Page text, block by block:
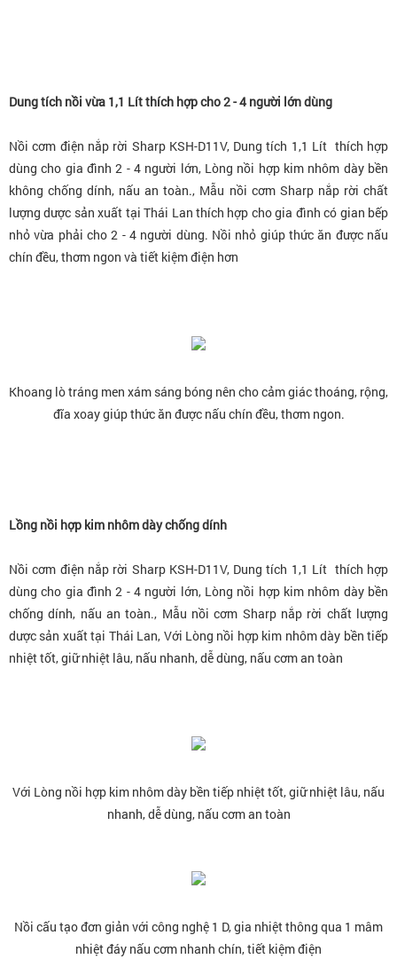
Dung tích nồi vừa 1,1 Lít thích hợp cho 2 - 4 người lớn dùng
Nồi cơm điện nắp rời Sharp KSH-D11V, Dung tích 1,1 Lít thích hợp
dùng cho gia đình 2 - 4 người lớn, Lòng nồi hợp kim nhôm dày bền
không chống dính, nấu an toàn., Mẫu nồi cơm Sharp nắp rời chất
lượng dược sản xuất tại Thái Lan thích hợp cho gia đình có gian bếp
nhỏ vừa phải cho 2 - 4 người dùng. Nồi nhỏ giúp thức ăn được nấu
chín đều, thơm ngon và tiết kiệm điện hơn
Khoang lò tráng men xám sáng bóng nên cho cảm giác thoáng, rộng,
đĩa xoay giúp thức ăn được nấu chín đều, thơm ngon.
Lồng nồi hợp kim nhôm dày chống dính
Nồi cơm điện nắp rời Sharp KSH-D11V, Dung tích 1,1 Lít thích hợp
dùng cho gia đình 2 - 4 người lớn, Lòng nồi hợp kim nhôm dày bền
chống dính, nấu an toàn., Mẫu nồi cơm Sharp nắp rời chất lượng
dược sản xuất tại Thái Lan, Với Lòng nồi hợp kim nhôm dày bền tiếp
nhiệt tốt, giữ nhiệt lâu, nấu nhanh, dễ dùng, nấu cơm an toàn
Với Lòng nồi hợp kim nhôm dày bền tiếp nhiệt tốt, giữ nhiệt lâu, nấu
nhanh, dễ dùng, nấu cơm an toàn
Nồi cấu tạo đơn giản với công nghệ 1 D, gia nhiệt thông qua 1 mâm
nhiệt đáy nấu cơm nhanh chín, tiết kiệm điện